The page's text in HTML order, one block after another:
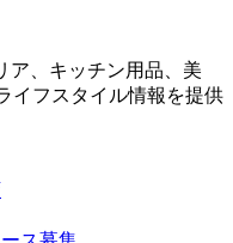
ア、キッチン用品、美
イフスタイル情報を提供